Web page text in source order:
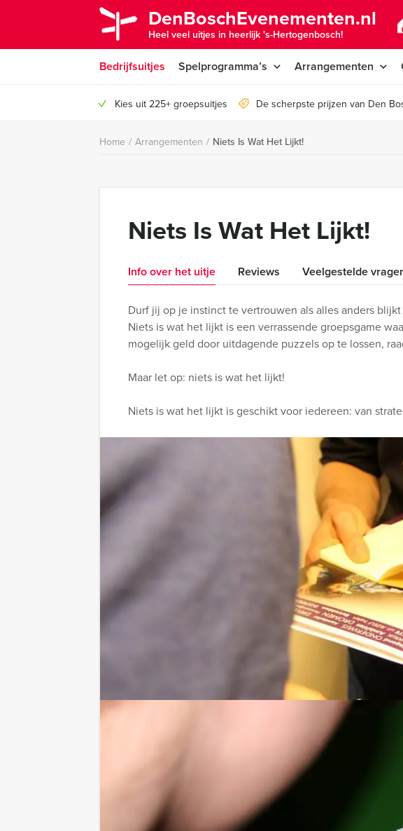
DenBoschEvenementen.nl
Heel veel uitjes in heerlijk 's-Hertogenbosch!
Bedrijfsuitjes Spelprogramma’s Arrangementen
Kies uit 225+ groepsuitjes De scherpste prijzen van Den
Home / Arrangementen / Niets Is Wat Het Lijkt!
Niets Is Wat Het Lijkt!
Info over het uitje Reviews Veelgestelde
Durf jij op je instinct te vertrouwen als alles anders
Niets is wat het lijkt is een verrassende groepsgame
mogelijk geld door uitdagende puzzels op te lossen,
Maar let op: niets is wat het lijkt!
Niets is wat het lijkt is geschikt voor iedereen: van
Waarom Niets is wat het lijkt kiezen?
Het doel is helder en (lijkt) gemakkelijk: verdien
Elk juist antwoord brengt je team dichter bij de